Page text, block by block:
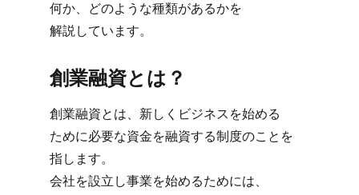
何か、​どのような​種類が​あるかを​
解説しています。
創業融資とは？
創業融資とは、​新しく​ビジネスを​始める​
ために​必要な​資金を​融資する​制度の​ことを​
指します。
会社を​設立し事業を​始める​ためには、​